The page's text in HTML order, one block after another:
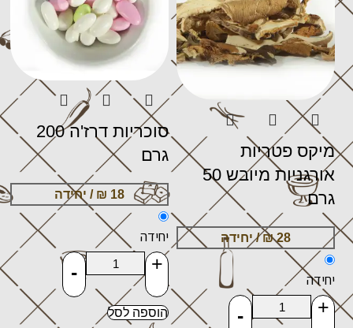
מיקס פטריות
אורגניות מיובש 50
גרם
יחידה
+
-
סוכריות דרז'ה 200
גרם
יחידה
+
-
הוספה לסל